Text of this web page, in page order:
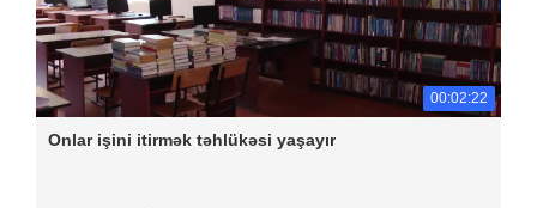
00:02:22
Onlar işini itirmək təhlükəsi yaşayır